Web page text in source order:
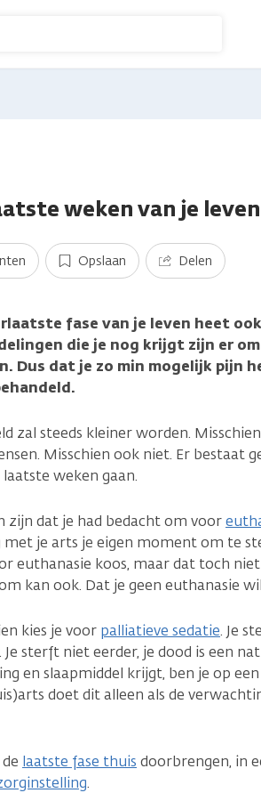
weken van je leven
Opslaan Delen
fase van je leven heet
die je nog krijgt zijn er
Dus dat je zo min mogelijk pijn
zal steeds kleiner worden.
Misschien ook niet. Er bestaat
laatste weken gaan.
zijn dat je had bedacht om voor
met je arts je eigen moment om te
euthanasie koos, maar dat toch
kan ook. Dat je geen euthanasie
kies je voor palliatieve sedatie. Je
Je sterft niet eerder, je dood is een
en slaapmiddel krijgt, ben je op
doet dit alleen als de
laatste fase thuis doorbrengen, in
.